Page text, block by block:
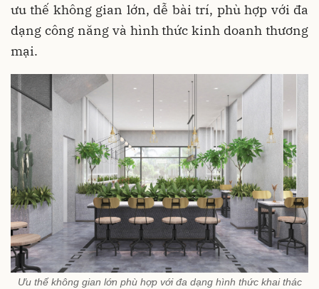
ưu thế không gian lớn, dễ bài trí, phù hợp với đa
dạng công năng và hình thức kinh doanh thương
mại.
Ưu thế không gian lớn phù hợp với đa dạng hình thức khai thác